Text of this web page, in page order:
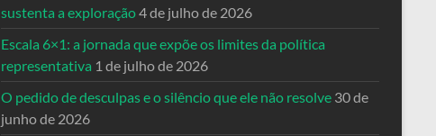
sustenta a exploração4 de julho de 2026
Escala 6×1: a jornada que expõe os limites da política
representativa 1 de julho de 2026
O pedido de desculpas e o silêncio que ele não resolve 30 de
junho de 2026